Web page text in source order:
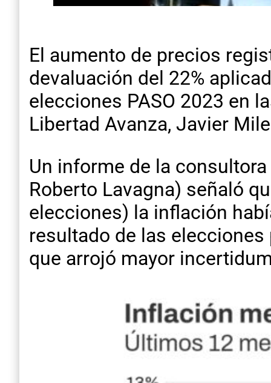
El aumento de precios
devaluación del 22%
elecciones PASO 2023 en
Libertad Avanza, Javier
Un informe de la
Roberto Lavagna) señaló
elecciones) la inflación
resultado de las
que arrojó mayor